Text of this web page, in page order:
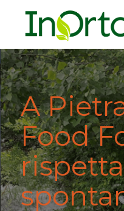
A
Food